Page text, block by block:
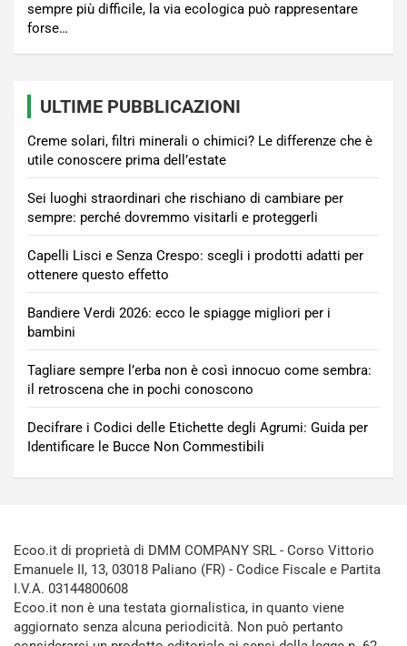
sempre più difficile, la via ecologica può rappresentare
forse…
ULTIME PUBBLICAZIONI
Creme solari, filtri minerali o chimici? Le differenze che è
utile conoscere prima dell’estate
Sei luoghi straordinari che rischiano di cambiare per
sempre: perché dovremmo visitarli e proteggerli
Capelli Lisci e Senza Crespo: scegli i prodotti adatti per
ottenere questo effetto
Bandiere Verdi 2026: ecco le spiagge migliori per i
bambini
Tagliare sempre l’erba non è così innocuo come sembra:
il retroscena che in pochi conoscono
Decifrare i Codici delle Etichette degli Agrumi: Guida per
Identificare le Bucce Non Commestibili
Ecoo.it di proprietà di DMM COMPANY SRL - Corso Vittorio
Emanuele II, 13, 03018 Paliano (FR) - Codice Fiscale e Partita
I.V.A. 03144800608
Ecoo.it non è una testata giornalistica, in quanto viene
aggiornato senza alcuna periodicità. Non può pertanto